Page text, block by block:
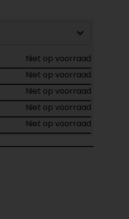
Niet op voorraad
Niet op voorraad
Niet op voorraad
Niet op voorraad
Niet op voorraad